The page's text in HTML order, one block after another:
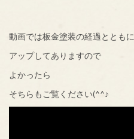
動画では板金塗装の経過とともに
アップしてありますので
よかったら
そちらもご覧ください(^^♪